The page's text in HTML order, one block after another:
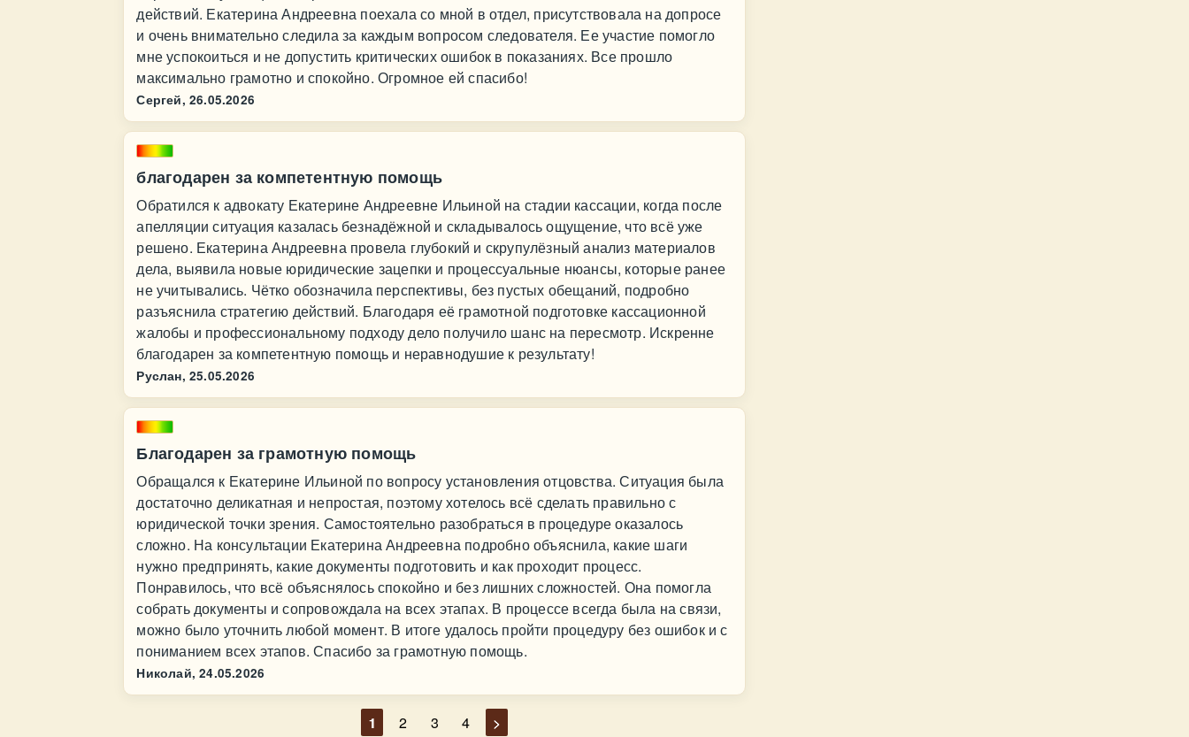
действий. Екатерина Андреевна поехала со мной в отдел, присутствовала на допросе
и очень внимательно следила за каждым вопросом следователя. Ее участие помогло
мне успокоиться и не допустить критических ошибок в показаниях. Все прошло
максимально грамотно и спокойно. Огромное ей спасибо!
Сергей, 26.05.2026
благодарен за компетентную помощь
Обратился к адвокату Екатерине Андреевне Ильиной на стадии кассации, когда после
апелляции ситуация казалась безнадёжной и складывалось ощущение, что всё уже
решено. Екатерина Андреевна провела глубокий и скрупулёзный анализ материалов
дела, выявила новые юридические зацепки и процессуальные нюансы, которые ранее
не учитывались. Чётко обозначила перспективы, без пустых обещаний, подробно
разъяснила стратегию действий. Благодаря её грамотной подготовке кассационной
жалобы и профессиональному подходу дело получило шанс на пересмотр. Искренне
благодарен за компетентную помощь и неравнодушие к результату!
Руслан, 25.05.2026
Благодарен за грамотную помощь
Обращался к Екатерине Ильиной по вопросу установления отцовства. Ситуация была
достаточно деликатная и непростая, поэтому хотелось всё сделать правильно с
юридической точки зрения. Самостоятельно разобраться в процедуре оказалось
сложно. На консультации Екатерина Андреевна подробно объяснила, какие шаги
нужно предпринять, какие документы подготовить и как проходит процесс.
Понравилось, что всё объяснялось спокойно и без лишних сложностей. Она помогла
собрать документы и сопровождала на всех этапах. В процессе всегда была на связи,
можно было уточнить любой момент. В итоге удалось пройти процедуру без ошибок и с
пониманием всех этапов. Спасибо за грамотную помощь.
Николай, 24.05.2026
1 2 3 4 >